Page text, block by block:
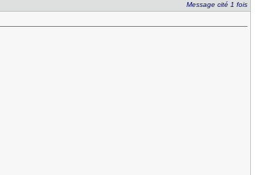
Message cité 1 fois